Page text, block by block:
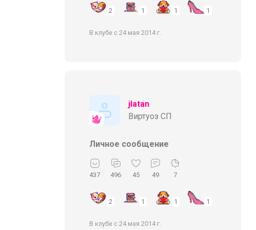
2 1 1 1
В клубе с 24 мая 2014 г.
jlatan
Виртуоз СП
Личное сообщение
437 496 45 49 7
2 1 1 1
В клубе с 24 мая 2014 г.